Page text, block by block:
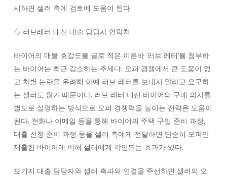
시하면 셀러 측에 검토에 도움이 된다.
◇ 러브레터 대신 대출 담당자 연락처
바이어의 매물 호감도를 글로 적은 이른바 ‘러브 레터’를 첨부하
는 바이어는 최근 감소하는 추세다. 오퍼 경쟁에서 큰 도움이 없
고 차별 논란을 우려해 아예 러브 레터를 보내지 말라고 요구하
는 셀러도 많기 때문이다. 러브 레터 대신 바이어의 구매 의지를
별도로 설명하는 방식으로 오퍼 경쟁력을 높이는 전략은 도움이
된다. 전화나 이메일 등을 통해 바이어의 주택 구입 준비 과정,
대출 신청 준비 과정 등을 셀러 측에게 전달하면 단순히 오퍼만
제출한 바이어에 비해 셀러에게 각인되는 효과가 있다.
모기지 대출 담당자와 셀러 측과의 연결을 주선하면 셀러의 오